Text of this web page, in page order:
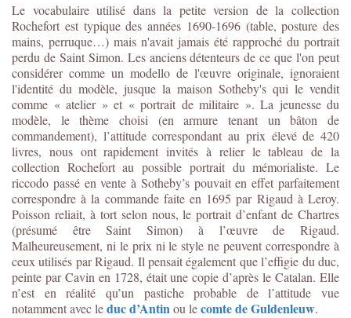
Le vocabulaire utilisé dans la petite version de la collection
Rochefort est typique des années 1690-1696 (table, posture des
mains, perruque…) mais n'avait jamais été rapproché du portrait
perdu de Saint Simon. Les anciens détenteurs de ce que l'on peut
considérer comme un modello de l'œuvre originale, ignoraient
l'identité du modèle, jusque la maison Sotheby's qui le vendit
comme « atelier » et « portrait de militaire ». La jeunesse du
modèle, le thème choisi (en armure tenant un bâton de
commandement), l’attitude correspondant au prix élevé de 420
livres, nous ont rapidement invités à relier le tableau de la
collection Rochefort au possible portrait du mémorialiste. Le
riccodo passé en vente à Sotheby’s pouvait en effet parfaitement
correspondre à la commande faite en 1695 par Rigaud à Leroy.
Poisson reliait, à tort selon nous, le portrait d’enfant de Chartres
(présumé être Saint Simon) à l’œuvre de Rigaud.
Malheureusement, ni le prix ni le style ne peuvent correspondre à
ceux utilisés par Rigaud. Il pensait également que l’effigie du duc,
peinte par Cavin en 1728, était une copie d’après le Catalan. Elle
n’est en réalité qu’un pastiche probable de l’attitude vue
notamment avec leduc d’Antinou lecomte de Guldenleuw.